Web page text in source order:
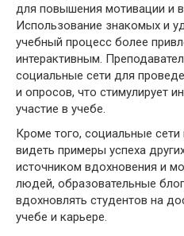
для повышения мотивации и
Использование знакомых и
учебный процесс более
интерактивным.
социальные сети для
и опросов, что стимулирует
участие в учебе.
Кроме того, социальные
видеть примеры успеха
источником вдохновения и
людей, образовательные
вдохновлять студентов на
учебе и карьере.